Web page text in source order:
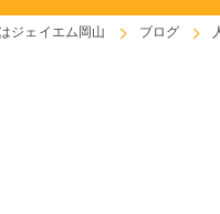
ジェイエム岡山 ブログ